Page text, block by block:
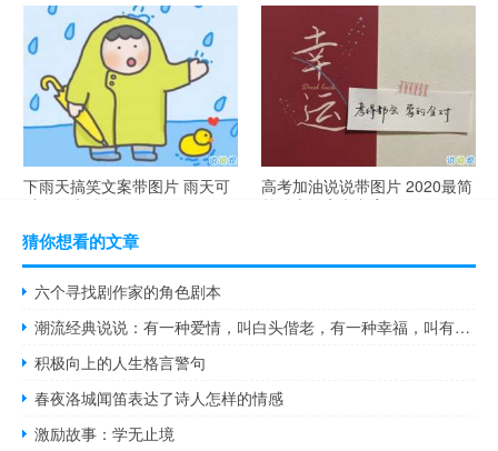
谐音梗土味情话大全带图片 油
腻搞笑的土味情话
很酷的霸气句子带图片 最新霸
气说说高冷范
下雨天搞笑文案带图片 雨天可
以发的幽默句子
高考加油说说带图片 2020最简
单励志的高考文案
猜你想看的文章
六个寻找剧作家的角色剧本
潮流经典说说：有一种爱情，叫白头偕老，有一种幸福，叫有你相伴
积极向上的人生格言警句
春夜洛城闻笛表达了诗人怎样的情感
激励故事：学无止境